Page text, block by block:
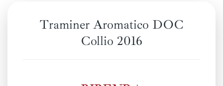
Traminer Aromatico DOC
Collio 2016